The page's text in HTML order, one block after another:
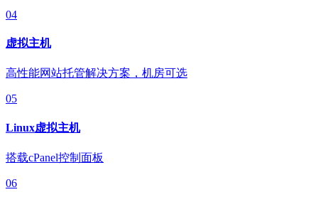
04
虚拟主机
高性能网站托管解决方案，机房可选
05
Linux虚拟主机
搭载cPanel控制面板
06